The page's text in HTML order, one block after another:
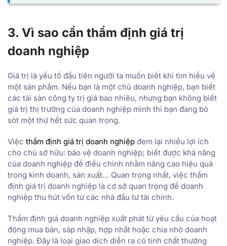
3. Vì sao cần thẩm định giá trị
doanh nghiệp
Giá trị là yếu tố đầu tiên người ta muốn biết khi tìm hiểu về
một sản phẩm. Nếu bạn là một chủ doanh nghiệp, bạn biết
các tài sản công ty trị giá bao nhiêu, nhưng bạn không biết
giá trị thị trường của doanh nghiệp mình thì bạn đang bỏ
sót một thứ hết sức quan trọng.
Việc thẩm định giá trị doanh nghiệp đem lại nhiều lợi ích
cho chủ sở hữu: bảo vệ doanh nghiệp; biết được khả năng
của doanh nghiệp để điều chỉnh nhằm nâng cao hiệu quả
trong kinh doanh, sản xuất… Quan trọng nhất, việc thẩm
định giá trị doanh nghiệp là cơ sở quan trọng để doanh
nghiệp thu hút vốn từ các nhà đầu tư tài chính.
Thẩm định giá doanh nghiệp xuất phát từ yêu cầu của hoạt
động mua bán, sáp nhập, hợp nhất hoặc chia nhỏ doanh
nghiệp. Đây là loại giao dịch diễn ra có tính chất thường